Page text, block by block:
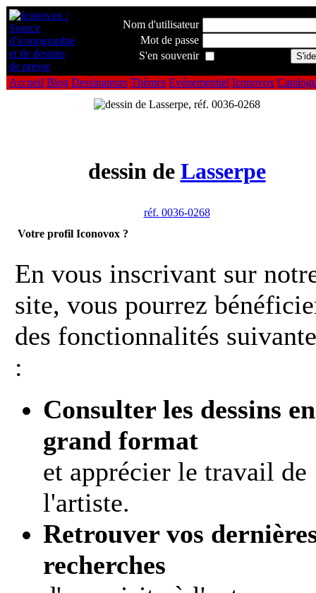
Nom d'utilisateur
Mot de passe
S'en souvenir
Accueil Blog Dessinateurs Thèmes Evénementiel Iconovox
dessin de Lasserpe
réf. 0036-0268
Votre profil Iconovox ?
En vous inscrivant sur
site, vous pourrez
des fonctionnalités
:
Consulter les dessins en
grand format
et apprécier le travail de
l'artiste.
Retrouver vos
recherches